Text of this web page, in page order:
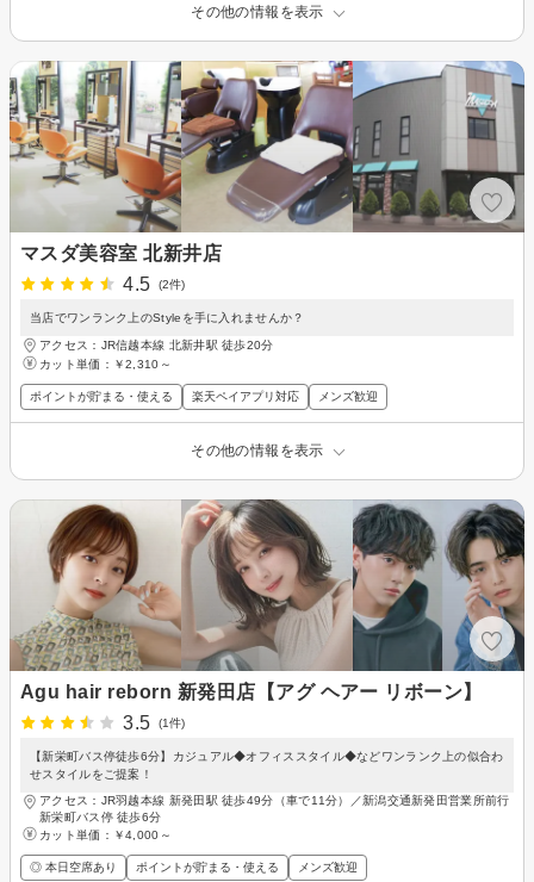
その他の情報を表示
マスダ美容室 北新井店
4.5
(2件)
当店でワンランク上のStyleを手に入れませんか？
アクセス：JR信越本線 北新井駅 徒歩20分
カット単価： ￥2,310～
ポイントが貯まる・使える 楽天ペイアプリ対応 メンズ歓迎
その他の情報を表示
Agu hair reborn 新発田店【アグ ヘアー リボーン】
3.5
(1件)
【新栄町バス停徒歩6分】カジュアル◆オフィススタイル◆などワンランク上の似合わ
せスタイルをご提案！
アクセス：JR羽越本線 新発田駅 徒歩49分（車で11分）／新潟交通新発田営業所前行
新栄町バス停 徒歩6分
カット単価： ￥4,000～
◎ 本日空席あり ポイントが貯まる・使える メンズ歓迎